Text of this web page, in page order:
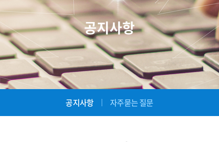
공지사항
공지사항 자주묻는 질문